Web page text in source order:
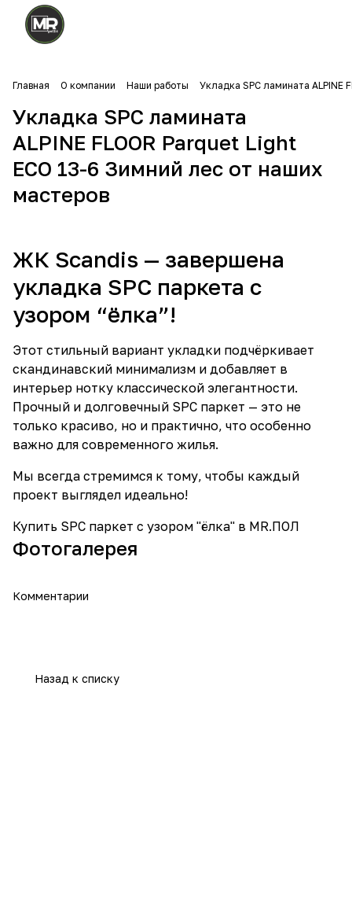
Главная О компании Наши работы Укладка SPC ламината ALPINE
Укладка SPC ламината
ALPINE FLOOR Parquet Light
ECO 13-6 Зимний лес от наших
мастеров
ЖК Scandis — завершена
укладка SPC паркета с
узором “ёлка”!
Этот стильный вариант укладки подчёркивает
скандинавский минимализм и добавляет в
интерьер нотку классической элегантности.
Прочный и долговечный SPC паркет — это не
только красиво, но и практично, что особенно
важно для современного жилья.
Мы всегда стремимся к тому, чтобы каждый
проект выглядел идеально!
Купить SPC паркет с узором "ёлка" в MR.ПОЛ
Фотогалерея
Комментарии
Назад к списку